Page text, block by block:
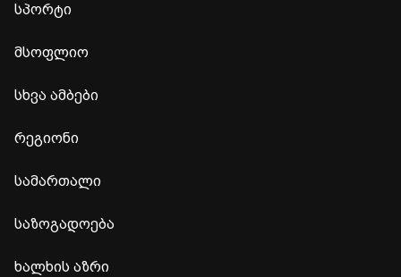
სპორტი
მსოფლიო
სხვა ამბები
რეგიონი
სამართალი
საზოგადოება
ხალხის აზრი